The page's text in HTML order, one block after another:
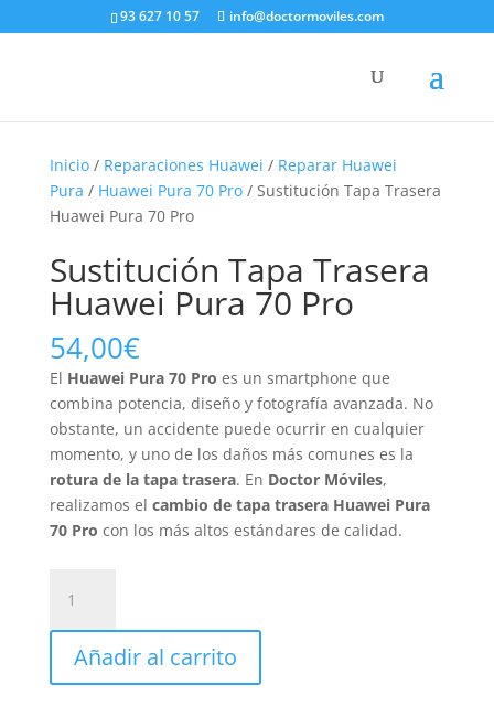
93 627 10 57 info@doctormoviles.com
Inicio/ Reparaciones Huawei / Reparar Huawei
Pura / Huawei Pura 70 Pro/ Sustitución Tapa Trasera
Huawei Pura 70 Pro
Sustitución Tapa Trasera
Huawei Pura 70 Pro
54,00€
El Huawei Pura 70 Pro es un smartphone que
combina potencia, diseño y fotografía avanzada. No
obstante, un accidente puede ocurrir en cualquier
momento, y uno de los daños más comunes es la
rotura de la tapa trasera. En Doctor Móviles,
realizamos el cambio de tapa trasera Huawei Pura
70 Pro con los más altos estándares de calidad.
Tapa
Trasera
Huawei
Pura
Añadir al carrito